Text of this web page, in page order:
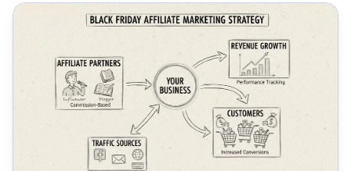
Hoe kan affiliate marketing helpen om de Black Friday-